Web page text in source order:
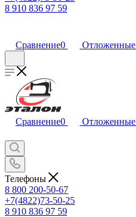
8 910 836 97 59
Сравнение0 Отложенные
Сравнение0 Отложенные
Телефоны
8 800 200-50-67
+7(4822)73-50-25
8 910 836 97 59